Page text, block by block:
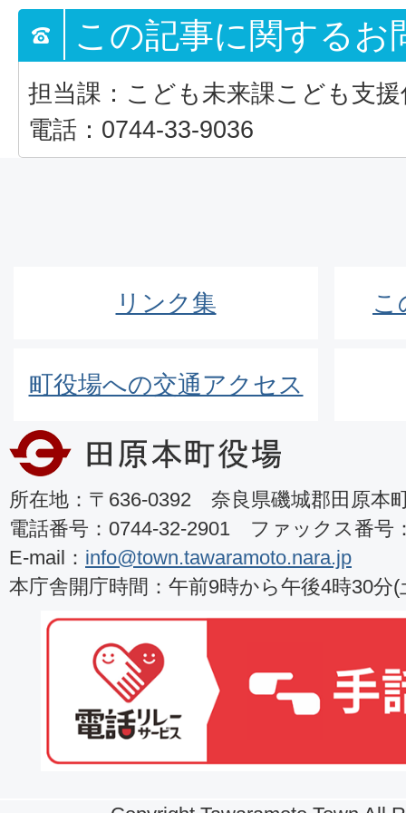
この記事に関するお
担当課：こども未来課こども支援
電話：0744-33-9036
リンク集 こ
町役場への交通アクセス
所在地：〒636-0392 奈良県磯城郡田原本
電話番号：0744-32-2901 ファックス番号
E-mail： info@town.tawaramoto.nara.jp
本庁舎開庁時間：午前9時から午後4時30分